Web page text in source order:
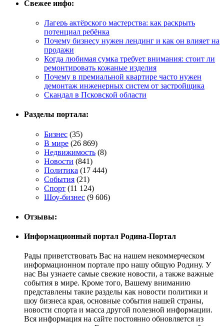
Свежее инфо:
Лагерь актёрского мастерства: как раскрыть
потенциал ребёнка
Почему бизнесу нужен лендинг и как он влияет на
продажи
Когда любимая сумка требует внимания: стоит ли
ремонтировать кожаные изделия
Почему в премиальной квартире часто нужен
демонтаж инженерных систем от застройщика
Скандал в Псковской области
Разделы портала:
Бизнес (35)
В мире (26 869)
Недвижимость (8)
Новости (841)
Политика (17 444)
События (21)
Спорт (11 124)
Шоу-бизнес (9 606)
Отзывы:
Информационный портал Родина-Портал
Рады приветствовать Вас на нашем некоммерческом
информационном портале про нашу общую Родину. У
нас Вы узнаете самые свежие новости, а также важные
события в мире. Кроме того, Вашему вниманию
представлены такие разделы как новости политики и
шоу бизнеса края, основные события нашей страны,
новости спорта и масса другой полезной информации.
Вся информация на сайте постоянно обновляется из